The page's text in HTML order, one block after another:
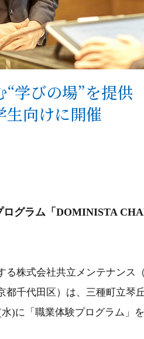
学びの場”を提供
生向けに開催
グラム「DOMINISTA
る株式会社共立メンテナンス
都千代田区）は、三種町立琴
)に「職業体験プログラム」